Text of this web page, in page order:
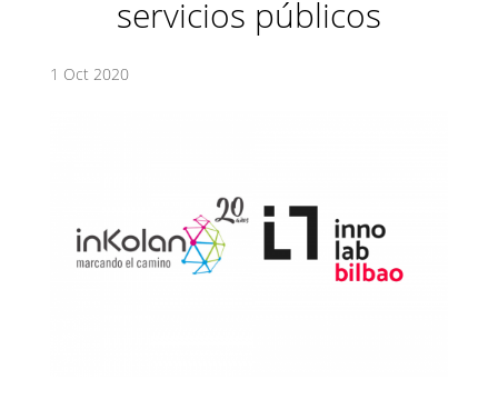
servicios públicos
1 Oct 2020